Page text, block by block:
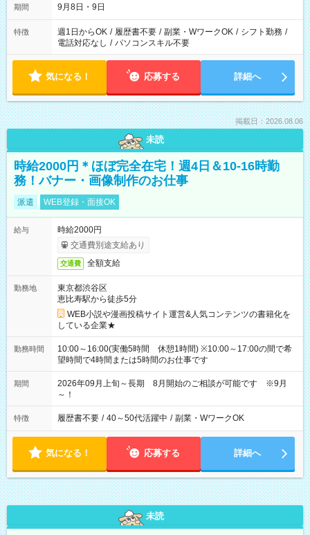
期間 9月8日・9日
特徴 週1日からOK / 履歴書不要 / 副業・WワークOK / シフト勤務 /
電話対応なし / パソコンスキル不要
気になる！ 応募する 詳細へ
掲載日：2026.08.06
未読
時給2000円＊ほぼ完全在宅！週4日＆10-16時勤
務！バナー・画像制作のお仕事
派遣 WEB登録・面接OK
給与
時給2000円
交通費別途支給あり
交通費 全額支給
勤務地
東京都渋谷区
恵比寿駅から徒歩5分
WEB小説や漫画投稿サイト運営&人気コンテンツの書籍化を
している企業★
勤務時間
10:00～16:00(実働5時間 休憩1時間) ※10:00～17:00の間で希
望時間で4時間または5時間のお仕事です
期間
2026年09月上旬～長期 8月開始のご相談が可能です ※9月
～！
特徴 履歴書不要 / 40～50代活躍中 / 副業・WワークOK
気になる！ 応募する 詳細へ
未読